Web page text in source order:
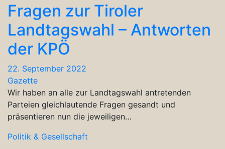
Fragen zur Tiroler
Landtagswahl – Antworten
der KPÖ
22. September 2022
Gazette
Wir haben an alle zur Landtagswahl antretenden
Parteien gleichlautende Fragen gesandt und
präsentieren nun die jeweiligen…
Politik & Gesellschaft